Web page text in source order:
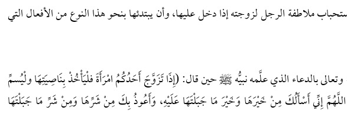
ملاطفة الرجل لزوجته إذا دخل عليها، وأن يبتدئها بنحو هذا النوع من الأفعال التي
بالدعاء الذي علَّمه نبيُّه ﷺ حين قال: (‌إِذَا ‌تَزَوَّجَ ‌أَحَدُكُمُ ‌امْرَأَةً فلْيَأْخُذْ بِنَاصِيَتِهَا ولْيُسمِّ
إِنِّي أَسْأَلُكَ مِنْ خَيْرَهَا وَخَيْرَ مَا جَبَلْتَهَا عَلَيْهِ، وَأَعُوذُ بِكَ مِنْ شَرِّهَا وَمِنْ شَرِّ مَا جَبَلْتَهَا